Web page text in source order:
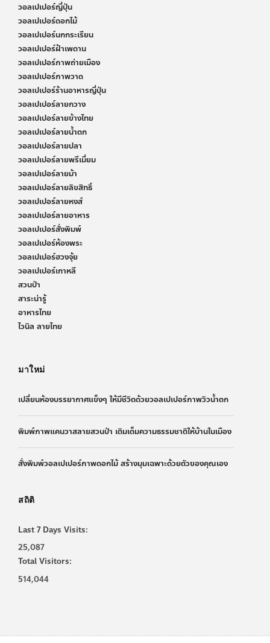
วอลเปเปอร์ญี่ปุ่น
วอลเปเปอร์ดอกไม้
วอลเปเปอร์นกกระเรียน
วอลเปเปอร์ฝ้าเพดาน
วอลเปเปอร์ภาพถ่ายเมือง
วอลเปเปอร์ภาพวาด
วอลเปเปอร์ร้านอาหารญี่ปุ่น
วอลเปเปอร์ลายกวาง
วอลเปเปอร์ลายข้างไทย
วอลเปเปอร์ลายน้ำตก
วอลเปเปอร์ลายปลา
วอลเปเปอร์ลายพรีเมี่ยม
วอลเปเปอร์ลายม้า
วอลเปเปอร์ลายลิขสิทธิ์
วอลเปเปอร์ลายหงส์
วอลเปเปอร์ลายอาหาร
วอลเปเปอร์สั่งพิมพ์
วอลเปเปอร์ห้องพระ
วอลเปเปอร์ฮวงจุ้ย
วอลเปเปอร์เกาหลี
สวนป่า
สาระน่ารู้
อาหารไทย
ไวนิล ลายไทย
มาใหม่
เปลี่ยนห้องบรรยากาศแข็งๆ ให้มีชีวิตด้วยวอลเปเปอร์ภาพวิวน้ำตก
พิมพ์ภาพแคนวาสลายสวนป่า เติมเต็มความธรรมชาติให้บ้านในเมือง
สั่งพิมพ์วอลเปเปอร์ภาพดอกไม้ สร้างมุมเฉพาะด้วยตัวของคุณเอง
สถิติ
Last 7 Days Visits:
25,087
Total Visitors:
514,044